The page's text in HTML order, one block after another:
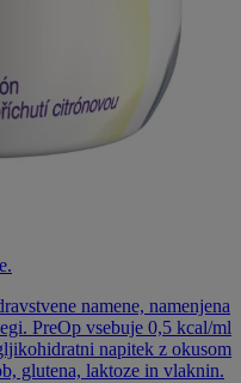
namene, namenjena
PreOp vsebuje 0,5 kcal/ml
napitek z okusom
glutena, laktoze in vlaknin.